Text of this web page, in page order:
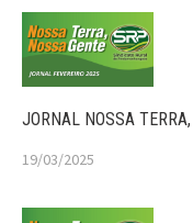
JORNAL NOSSA
19/03/2025